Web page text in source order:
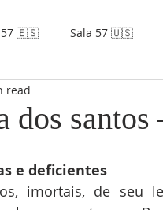
57 🇪🇸 Sala 57 🇺🇸
dos
read
e deficientes
imortais, de seu